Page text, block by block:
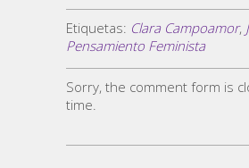
Etiquetas: Clara Campoamor,
Pensamiento Feminista
Sorry, the comment form is
time.